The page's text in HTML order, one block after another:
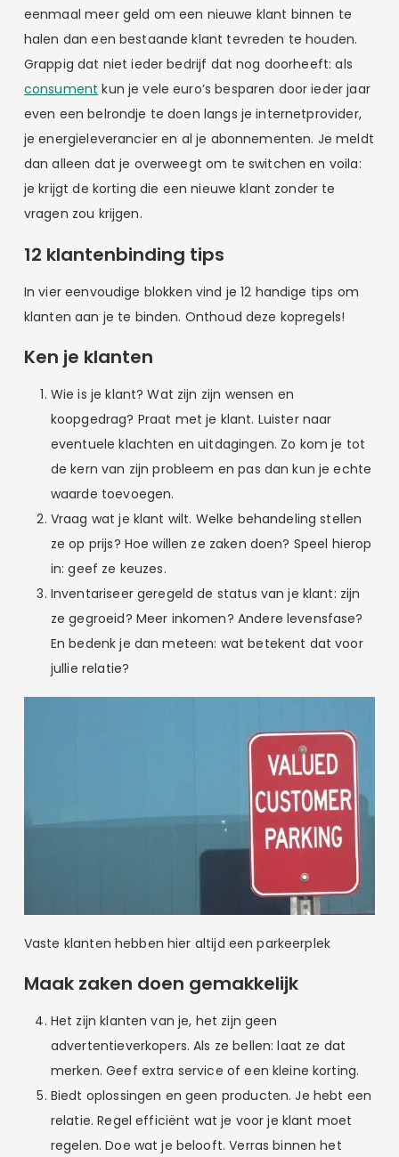
eenmaal meer geld om een nieuwe klant binnen te
halen dan een bestaande klant tevreden te houden.
Grappig dat niet ieder bedrijf dat nog doorheeft: als
consument kun je vele euro’s besparen door ieder jaar
even een belrondje te doen langs je internetprovider,
je energieleverancier en al je abonnementen. Je meldt
dan alleen dat je overweegt om te switchen en voila:
je krijgt de korting die een nieuwe klant zonder te
vragen zou krijgen.
12 klantenbinding tips
In vier eenvoudige blokken vind je 12 handige tips om
klanten aan je te binden. Onthoud deze kopregels!
Ken je klanten
Wie is je klant? Wat zijn zijn wensen en
koopgedrag? Praat met je klant. Luister naar
eventuele klachten en uitdagingen. Zo kom je tot
de kern van zijn probleem en pas dan kun je echte
waarde toevoegen.
Vraag wat je klant wilt. Welke behandeling stellen
ze op prijs? Hoe willen ze zaken doen? Speel hierop
in: geef ze keuzes.
Inventariseer geregeld de status van je klant: zijn
ze gegroeid? Meer inkomen? Andere levensfase?
En bedenk je dan meteen: wat betekent dat voor
jullie relatie?
Vaste klanten hebben hier altijd een parkeerplek
Maak zaken doen gemakkelijk
Het zijn klanten van je, het zijn geen
advertentieverkopers. Als ze bellen: laat ze dat
merken. Geef extra service of een kleine korting.
Biedt oplossingen en geen producten. Je hebt een
relatie. Regel efficiënt wat je voor je klant moet
regelen. Doe wat je belooft. Verras binnen het